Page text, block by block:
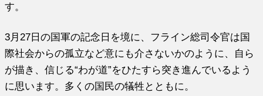
す。
3月27日の国軍の記念日を境に、フライン総司令官は国
際社会からの孤立など意にも介さないかのように、自ら
が描き、信じる“わが道”をひたすら突き進んでいるよう
に思います。多くの国民の犠牲とともに。